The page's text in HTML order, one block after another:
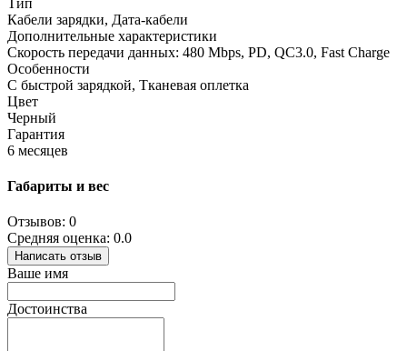
Кабели зарядки, Дата-кабели
Дополнительные характеристики
Скорость передачи данных: 480 Mbps, PD, QC3.0, Fast Charge
Особенности
С быстрой зарядкой, Тканевая оплетка
Цвет
Черный
Гарантия
6 месяцев
Габариты и вес
Отзывов: 0
Средняя оценка: 0.0
Написать отзыв
Ваше имя
Достоинства